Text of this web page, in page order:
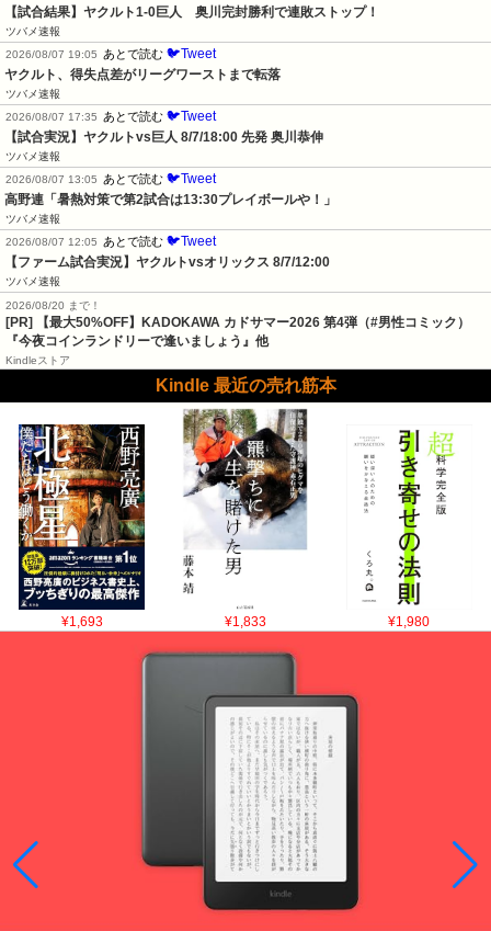
【試合結果】ヤクルト1-0巨人　奥川完封勝利で連敗ストップ！
ツバメ速報
2026/08/07 19:05
あとで読む 🐦Tweet
ヤクルト、得失点差がリーグワーストまで転落
ツバメ速報
2026/08/07 17:35
あとで読む 🐦Tweet
【試合実況】ヤクルトvs巨人 8/7/18:00 先発 奥川恭伸
ツバメ速報
2026/08/07 13:05
あとで読む 🐦Tweet
高野連「暑熱対策で第2試合は13:30プレイボールや！」
ツバメ速報
2026/08/07 12:05
あとで読む 🐦Tweet
【ファーム試合実況】ヤクルトvsオリックス 8/7/12:00
ツバメ速報
2026/08/20 まで！
[PR]
【最大50%OFF】KADOKAWA カドサマー2026 第4弾（#男性コミック）
『今夜コインランドリーで逢いましょう』他
Kindleストア
Kindle 最近の売れ筋本
¥1,693 ¥1,833 ¥1,980